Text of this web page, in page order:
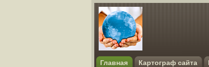
Главная Картограф сайта